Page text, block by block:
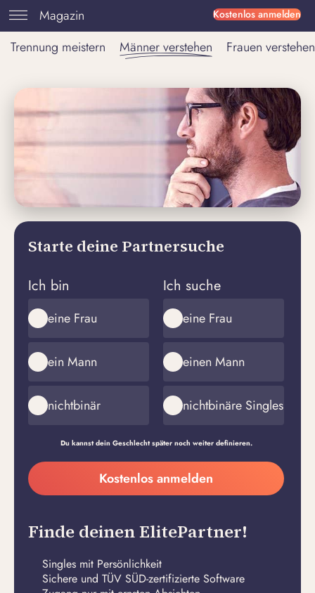
Kostenlos anmelden
Magazin
Trennung meistern
Männer verstehen Frauen verstehen
Starte deine Partnersuche
Ich bin
eine Frau
ein Mann
nichtbinär
Ich suche
eine Frau
einen Mann
nichtbinäre Singles
Du kannst dein Geschlecht später noch weiter definieren.
Meine
E-
Adresse
erstellen
Kostenlos anmelden
Finde deinen ElitePartner!
Singles mit Persönlichkeit
Sichere und TÜV SÜD-zertifizierte Software